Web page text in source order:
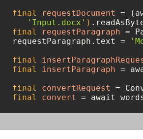
final
requestDocument =
'Input.docx' )
final
requestParagraph =
requestParagraph.text =
final
final
insertParagraph =
final
convertRequest =
final
convert = await